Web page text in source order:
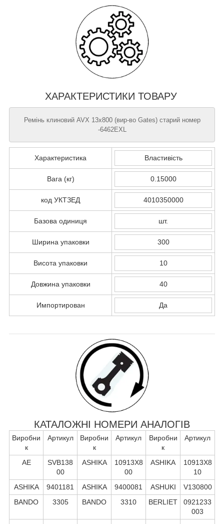
ХАРАКТЕРИСТИКИ ТОВАРУ
Ремінь клиновий AVX 13x800 (вир-во Gates) старий номер
-6462EXL
Характеристика Властивість
Вага (кг) 0.15000
код УКТЗЕД 4010350000
Базова одиниця шт.
Ширина упаковки 300
Висота упаковки 10
Довжина упаковки 40
Импортирован Да
КАТАЛОЖНІ НОМЕРИ АНАЛОГІВ
Виробни
к
Артикул
Виробни
к
Артикул
Виробни
к
Артикул
AE
SVB138
00
ASHIKA
10913X8
00
ASHIKA
10913X8
10
ASHIKA
9401181 ASHIKA 9400081 ASHUKI
V130800
BANDO
3305 BANDO 3310 BERLIET
0921233
003